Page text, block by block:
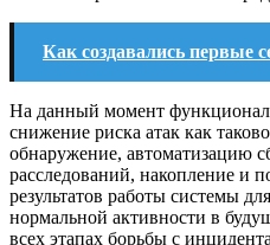
Как создавались первые
На данный момент
снижение риска атак как
обнаружение, автоматизацию
расследований, накопление и
результатов работы системы
нормальной активности в
всех этапах борьбы с